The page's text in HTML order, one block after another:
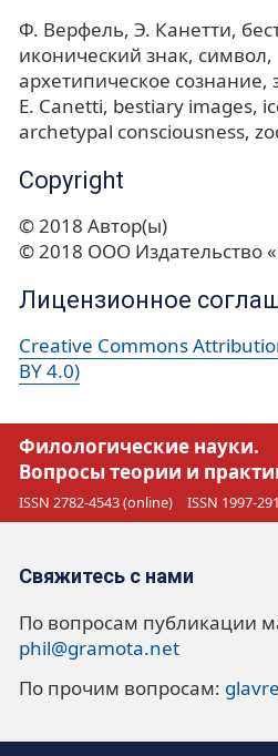
Ф. Верфель Э. Канетти
иконический знак символ
архетипическое сознание
E. Canetti bestiary images
archetypal consciousness
Copyright
© 2018 Автор(ы)
© 2018 ООО Издательство
Лицензионное
Creative Commons
BY 4.0)
Филологические науки.
Вопросы теории и
ISSN 2782-4543 (online) ISSN 1997-
Свяжитесь с нами
По вопросам публикации
phil@gramota.net
По прочим вопросам: